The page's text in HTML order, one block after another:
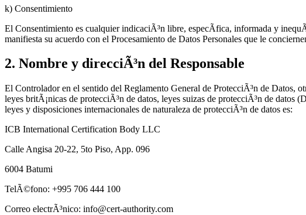
k) Consentimiento
El Consentimiento es cualquier indicaciÃ³n libre, especÃ­fica, informada y
manifiesta su acuerdo con el Procesamiento de Datos Personales que le
2. Nombre y direcciÃ³n del Responsable
El Controlador en el sentido del Reglamento General de ProtecciÃ³n de Datos,
leyes britÃ¡nicas de protecciÃ³n de datos, leyes suizas de protecciÃ³n de
leyes y disposiciones internacionales de naturaleza de protecciÃ³n de datos es:
ICB International Certification Body LLC
Calle Angisa 20-22, 5to Piso, App. 096
6004 Batumi
TelÃ©fono: +995 706 444 100
Correo electrÃ³nico: info@cert-authority.com